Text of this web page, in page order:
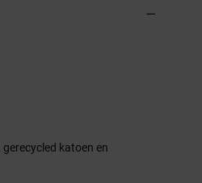
katoen en